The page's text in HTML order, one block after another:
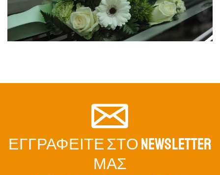
ΚΑΝΔΗΛΙ ΚΡΕΜΑΣΤΟ ΜΕ
ΛΑΜΠΟΓΥΑΛΟ ΕΠΊΧΡΥΣΟ
ΚΑΝΔΗΛΙ ΚΡΕΜΑΣΤΟ ΜΕ
ΛΑΜΠΟΓΥΑΛΟ ΜΠΡΟΎΤΖΟ
Κωδικός:5330-02
$44.57